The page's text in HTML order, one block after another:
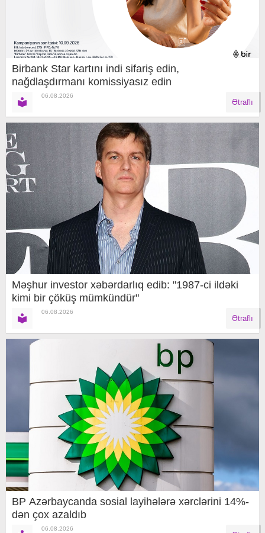
Birbank Star kartını indi sifariş edin,
nağdlaşdırmanı komissiyasız edin
06.08.2026
Ətraflı
Məşhur investor xəbərdarlıq edib: "1987-ci ildəki
kimi bir çöküş mümkündür"
06.08.2026
Ətraflı
BP Azərbaycanda sosial layihələrə xərclərini 14%-
dən çox azaldıb
06.08.2026